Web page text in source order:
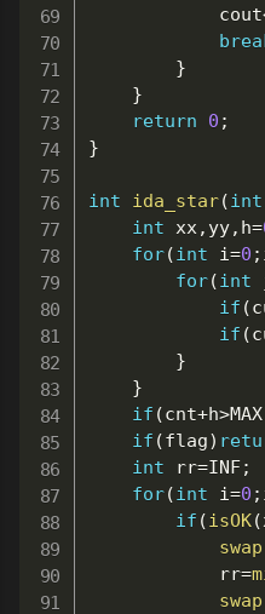
			cout
}
}
return
0 ;
}
int ida_star(int
int xx, yy, h=
for(int i=0 ;
for(int
if (
if (
}
}
if (cnt+h>MAX
if (flag)
int rr=INF;
for(int i=0 ;
if (isOK(
swap
			rr
=
swap